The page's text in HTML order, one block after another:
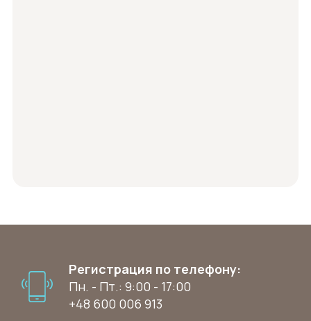
Регистрация по телефону:
Пн. - Пт.: 9:00 - 17:00
+48 600 006 913